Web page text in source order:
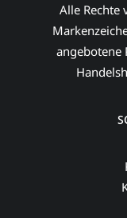
Alle Rechte
angebotene